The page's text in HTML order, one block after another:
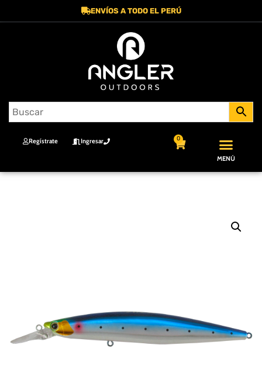
ENVÍOS A TODO EL PERÚ
Regístrate Ingresar 0
MENÚ